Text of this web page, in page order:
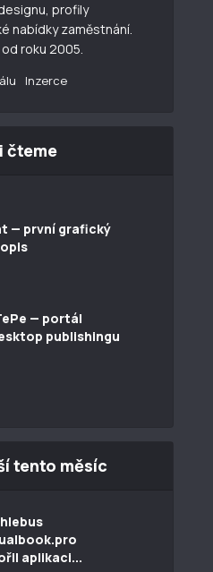
profily
nabídky zaměstnání.
roku 2005.
Inzerce
čteme
— první grafický
— portál
publishingu
tento měsíc
aplikaci...